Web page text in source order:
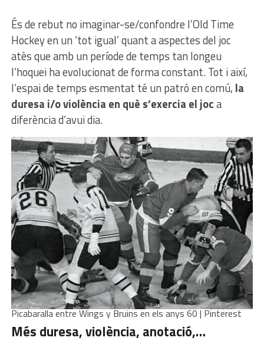
És de rebut no imaginar-se/confondre l’Old Time
Hockey en un ‘tot igual’ quant a aspectes del joc
atès que amb un període de temps tan longeu
l’hoquei ha evolucionat de forma constant. Tot i així,
l’espai de temps esmentat té un patró en comú, la
duresa i/o violència en què s’exercia el joca
diferència d’avui dia.
Picabaralla entre Wings y Bruins en els anys 60 | Pinterest
Més duresa, violència, anotació,…